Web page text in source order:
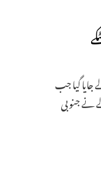
گیا جب
شدت کے زلزلے نے جنوبی